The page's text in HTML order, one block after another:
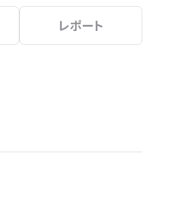
レポート